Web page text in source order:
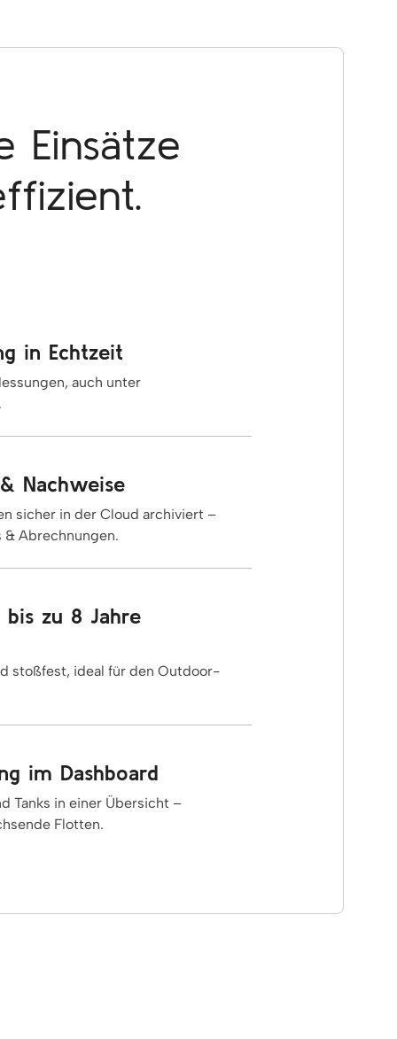
Einsätze
in Echtzeit
auch unter
Nachweise
sicher in der Cloud archiviert –
Abrechnungen.
zu 8 Jahre
stoßfest, ideal für den Outdoor-
im Dashboard
Tanks in einer Übersicht –
Flotten.